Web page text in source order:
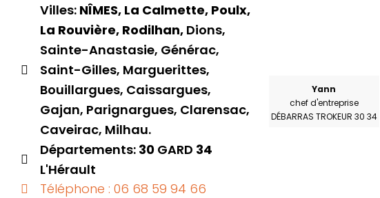
Villes: NÎMES, La Calmette, Poulx,
La Rouvière, Rodilhan,Dions,
Sainte-Anastasie, Générac,
Saint-Gilles, Marguerittes,
Bouillargues, Caissargues,
Gajan, Parignargues, Clarensac,
Caveirac, Milhau.
Départements: 30GARD 34
L'Hérault
Téléphone : 06 68 59 94 66
Yann
chef d'entreprise
DÉBARRAS TROKEUR 30 34